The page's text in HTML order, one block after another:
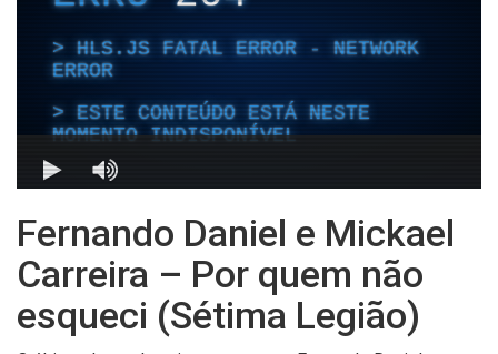
Fernando Daniel e Mickael
Carreira – Por quem não
esqueci (Sétima Legião)